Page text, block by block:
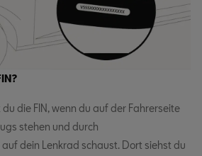
die FIN, wenn du auf der Fahrerseite
stehen und durch
dein Lenkrad schaust. Dort siehst du